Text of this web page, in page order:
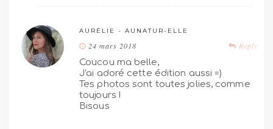
AURÉLIE - AUNATUR-ELLE
Reply
24 mars 2018
Coucou ma belle,
J'ai adoré cette édition aussi =)
Tes photos sont toutes jolies, comme
toujours !
Bisous